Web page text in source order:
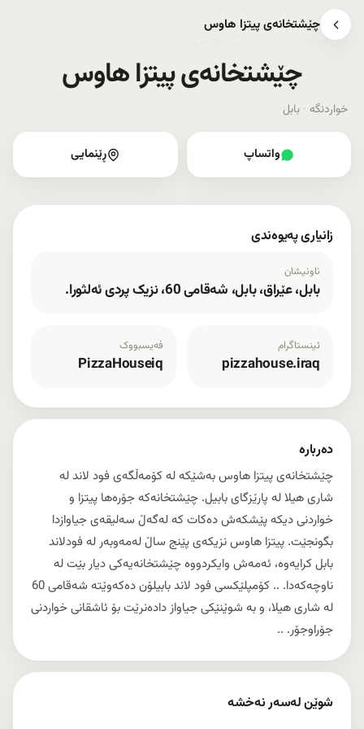
چێشتخانەی پیتزا هاوس
بابل›خواردنگە
چێشتخانەی پیتزا هاوس
خواردنگە · بابل
دەربارە
چێشتخانەی پیتزا هاوس بەشێکە لە کۆمەڵگەی فود لاند لە
شاری هیلا لە پارێزگای بابیل. چێشتخانەکە جۆرەها پیتزا و
خواردنی دیکە پێشکەش دەکات کە لەگەڵ سەلیقەی جیاوازدا
بگونجێت. پیتزا هاوس نزیکەی پێنج ساڵ لەمەوبەر لە فودلاند
بابل کرایەوە، ئەمەش وایکردووە چێشتخانەیەکی دیار بێت لە
ناوچەکەدا. .. کۆمپلێکسی فود لاند بابیلۆن دەکەوێتە شەقامی 60
لە شاری هیلا، و بە شوێنێکی جیاواز دادەنرێت بۆ ئاشقانی خواردنی
جۆراوجۆر. ..
واتساپ ڕێنمایی
زانیاری پەیوەندی
ناونیشان
بابل، عێراق، بابل، شەقامی 60، نزیک پردی ئەلثورا.
ئینستاگرام
pizzahouse.iraq
فەیسبووک
PizzaHouseiq
شوێن لەسەر نەخشە